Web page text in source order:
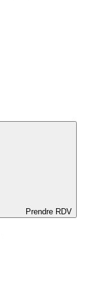
Prendre RDV